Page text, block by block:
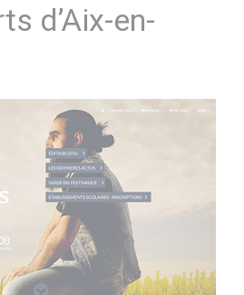
d’Aix-en-